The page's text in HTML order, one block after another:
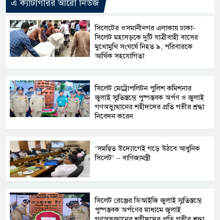
এ ক্যাটাগরির আরো নিউজ
সিলেটের ওসমানীনগর এলাকায় ঢাকা-
সিলেট মহাসড়কে দুটি যাত্রীবাহী বাসের
মুখোমুখি সংঘর্ষে নিহত ৯, পরিবারকে
আর্থিক সহযোগিতা
সিলেট মেট্রোপলিটন পুলিশ কমিশনার
জুলাই স্মৃতিস্তম্ভে পুষ্পস্তবক অর্পণ ও জুলাই
গণঅভ্যুত্থানের শহীদদের প্রতি গভীর শ্রদ্ধা
নিবেদন করেন
‘সমন্বিত উদ্যোগেই গড়ে উঠবে আধুনিক
সিলেট’ – বাণিজ্যমন্ত্রী
সিলেট রেঞ্জের ডিআইজি জুলাই স্মৃতিস্তম্ভে
পুষ্পস্তবক অর্পণের মাধ্যমে জুলাই